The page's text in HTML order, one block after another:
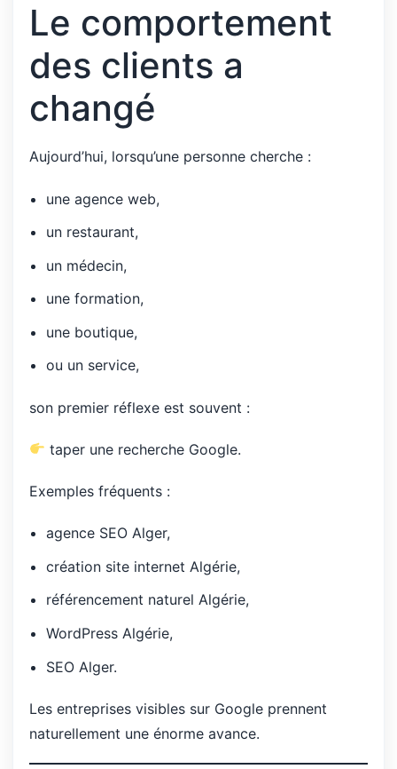
Le comportement
des clients a
changé
Aujourd’hui, lorsqu’une personne cherche :
une agence web,
un restaurant,
un médecin,
une formation,
une boutique,
ou un service,
son premier réflexe est souvent :
taper une recherche Google.
Exemples fréquents :
agence SEO Alger,
création site internet Algérie,
référencement naturel Algérie,
WordPress Algérie,
SEO Alger.
Les entreprises visibles sur Google prennent
naturellement une énorme avance.